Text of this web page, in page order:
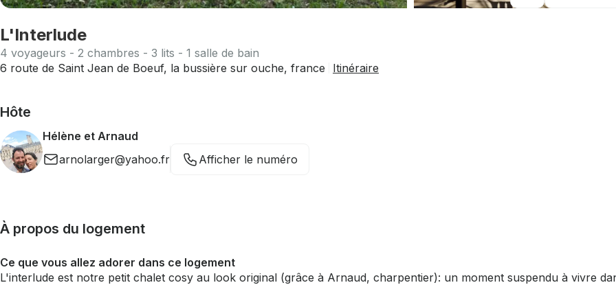
L'Interlude
4 voyageurs - 2 chambres - 3 lits - 1 salle de bain
6 route de Saint Jean de Boeuf, la bussière sur ouche, france
Itinéraire
Hôte
Hélène et Arnaud
arnolarger@yahoo.fr
Afficher le numéro
À propos du logement
Ce que vous allez adorer dans ce logement
L'interlude est notre petit chalet cosy au look original (grâce à Arnaud, charpentier): un moment suspendu à vivre